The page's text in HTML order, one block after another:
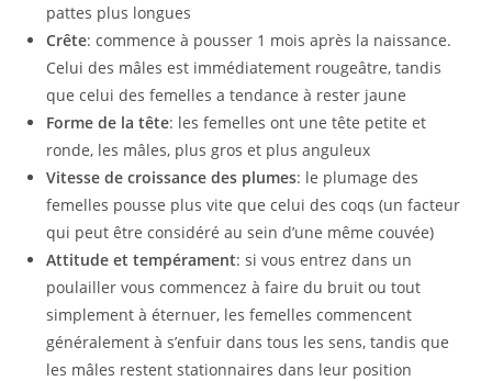
pattes plus longues
Crête: commence à pousser 1 mois après la naissance.
Celui des mâles est immédiatement rougeâtre, tandis
que celui des femelles a tendance à rester jaune
Forme de la tête: les femelles ont une tête petite et
ronde, les mâles, plus gros et plus anguleux
Vitesse de croissance des plumes: le plumage des
femelles pousse plus vite que celui des coqs (un facteur
qui peut être considéré au sein d’une même couvée)
Attitude et tempérament: si vous entrez dans un
poulailler vous commencez à faire du bruit ou tout
simplement à éternuer, les femelles commencent
généralement à s’enfuir dans tous les sens, tandis que
les mâles restent stationnaires dans leur position